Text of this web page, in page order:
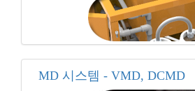
MD 시스템 - VMD, DCMD